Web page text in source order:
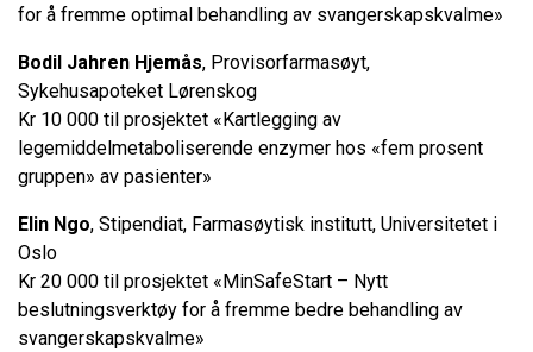
for å fremme optimal behandling av svangerskapskvalme»
Bodil Jahren Hjemås, Provisorfarmasøyt,
Sykehusapoteket Lørenskog
Kr 10 000 til prosjektet «Kartlegging av
legemiddelmetaboliserende enzymer hos «fem prosent
gruppen» av pasienter»
Elin Ngo, Stipendiat, Farmasøytisk institutt, Universitetet i
Oslo
Kr 20 000 til prosjektet «MinSafeStart – Nytt
beslutningsverktøy for å fremme bedre behandling av
svangerskapskvalme»